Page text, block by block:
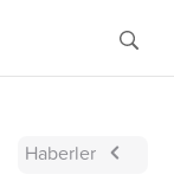
Haberler